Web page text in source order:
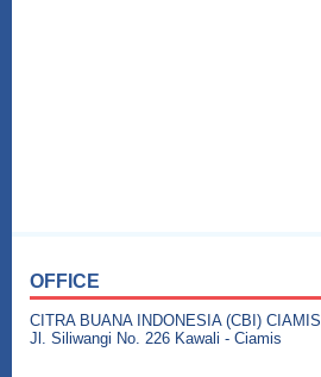
OFFICE
CITRA BUANA INDONESIA (CBI) CIAMIS
Jl. Siliwangi No. 226 Kawali - Ciamis